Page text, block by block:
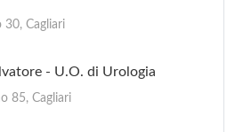
30, Cagliari
- U.O. di Urologia
85, Cagliari